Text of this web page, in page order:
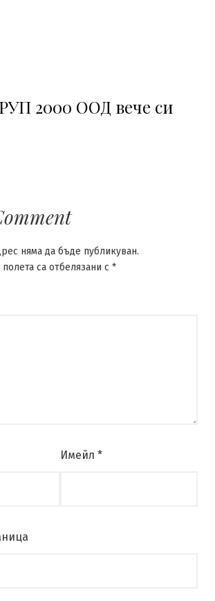
2000 ООД вече си
няма да бъде публикуван.
са отбелязани с *
Имейл *